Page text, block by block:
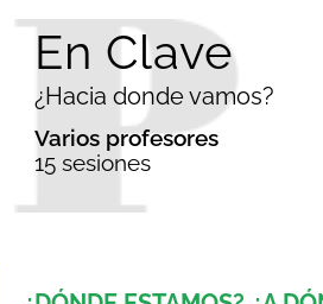
En Clave
¿Hacia donde vamos?
Varios profesores
15 sesiones